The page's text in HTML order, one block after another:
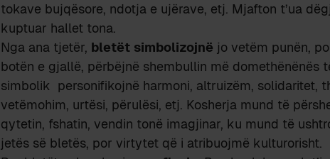
tokave bujqësore, ndotja e ujërave, etj. Mjafton t’ua
kuptuar hallet tona.
Nga ana tjetër, bletët simbolizojnë jo vetëm punën,
botën e gjallë, përbëjnë shembullin më domethënënës
simbolik personifikojnë harmoni, altruizëm, solidaritet,
vetëmohim, urtësi, përulësi, etj. Kosherja mund të
qytetin, fshatin, vendin tonë imagjinar, ku mund të
jetës së bletës, por virtytet që i atribuojmë kulturorisht.